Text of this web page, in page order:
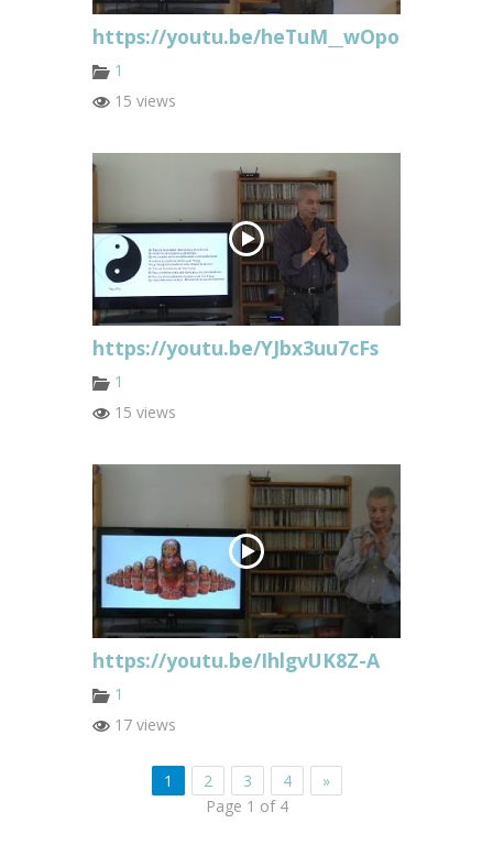
https://youtu.be/heTuM__wOpo
1
15 views
https://youtu.be/YJbx3uu7cFs
1
15 views
https://youtu.be/IhlgvUK8Z-A
1
17 views
1 2 3 4
»
Page 1 of 4